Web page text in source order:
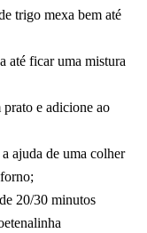
trigo mexa bem até
até ficar uma mistura
prato e adicione ao
ajuda de uma colher
20/30 minutos